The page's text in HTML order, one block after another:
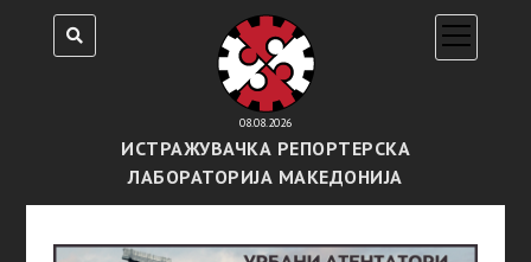
08.08.2026
ИСТРАЖУВАЧКА РЕПОРТЕРСКА
ЛАБОРАТОРИЈА МАКЕДОНИЈА
open
menu